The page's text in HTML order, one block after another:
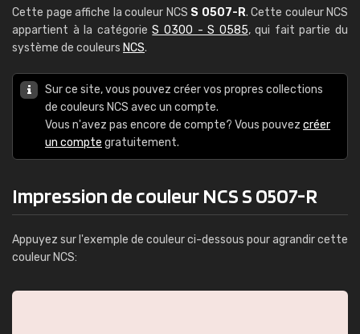
Cette page affiche la couleur NCS S 0507-R. Cette couleur NCS
appartient à la catégorieS 0300 - S 0585, qui fait partie du
système de couleurs NCS.
Sur ce site, vous pouvez créer vos propres collections
de couleurs NCS avec un compte.
Vous n'avez pas encore de compte? Vous pouvez créer
un compte gratuitement.
Impression de couleur NCS S 0507-R
Appuyez sur l'exemple de couleur ci-dessous pour agrandir cette
couleur NCS: